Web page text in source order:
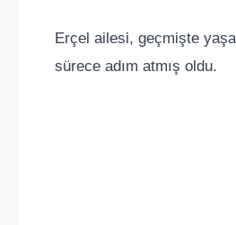
Erçel ailesi, geçmişte
sürece adım atmış oldu.